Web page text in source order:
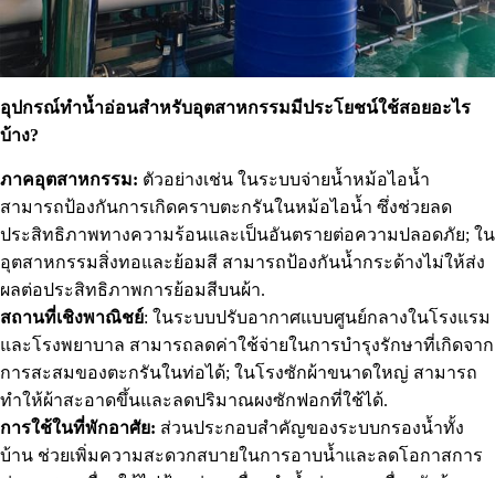
อุปกรณ์ทำน้ำอ่อนสำหรับอุตสาหกรรมมีประโยชน์ใช้สอยอะไร
บ้าง?
ภาคอุตสาหกรรม: ตัวอย่างเช่น ในระบบจ่ายน้ำหม้อไอน้ำ
สามารถป้องกันการเกิดคราบตะกรันในหม้อไอน้ำ ซึ่งช่วยลด
ประสิทธิภาพทางความร้อนและเป็นอันตรายต่อความปลอดภัย; ใน
อุตสาหกรรมสิ่งทอและย้อมสี สามารถป้องกันน้ำกระด้างไม่ให้ส่ง
ผลต่อประสิทธิภาพการย้อมสีบนผ้า.
สถานที่เชิงพาณิชย์: ในระบบปรับอากาศแบบศูนย์กลางในโรงแรม
และโรงพยาบาล สามารถลดค่าใช้จ่ายในการบำรุงรักษาที่เกิดจาก
การสะสมของตะกรันในท่อได้; ในโรงซักผ้าขนาดใหญ่ สามารถ
ทำให้ผ้าสะอาดขึ้นและลดปริมาณผงซักฟอกที่ใช้ได้.
การใช้ในที่พักอาศัย: ส่วนประกอบสำคัญของระบบกรองน้ำทั้ง
บ้าน ช่วยเพิ่มความสะดวกสบายในการอาบน้ำและลดโอกาสการ